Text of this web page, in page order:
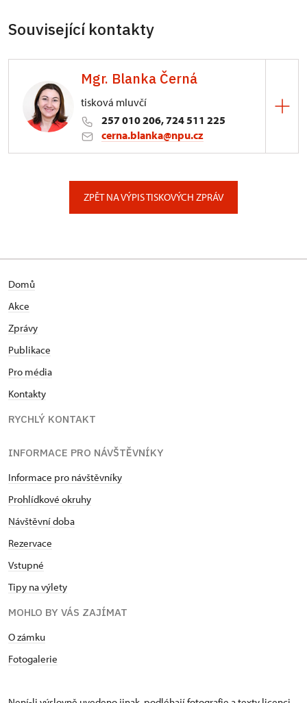
Související kontakty
Mgr. Blanka Černá
tisková mluvčí
257 010 206, 724 511 225
cerna.blanka@npu.cz
ZPĚT NA VÝPIS TISKOVÝCH ZPRÁV
Domů
Akce
Zprávy
Publikace
Pro média
Kontakty
RYCHLÝ KONTAKT
INFORMACE PRO NÁVŠTĚVNÍKY
Informace pro návštěvníky
Prohlídkové okruhy
Návštěvní doba
Rezervace
Vstupné
Tipy na výlety
MOHLO BY VÁS ZAJÍMAT
O zámku
Fotogalerie